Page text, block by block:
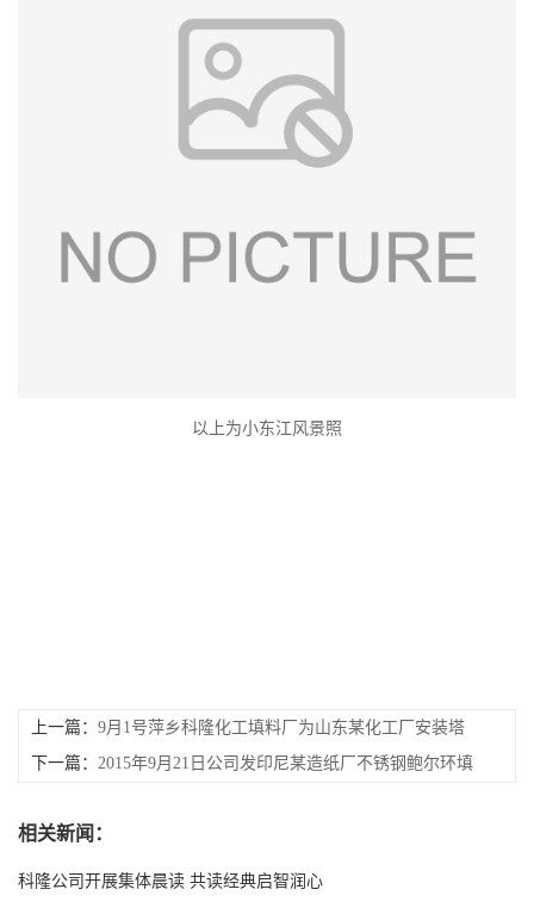
以上为小东江风景照
上一篇： 9月1号萍乡科隆化工填料厂为山东某化工厂安装塔
内件分布器等
下一篇： 2015年9月21日公司发印尼某造纸厂不锈钢鲍尔环填
相关新闻：
科隆公司开展集体晨读 共读经典启智润心